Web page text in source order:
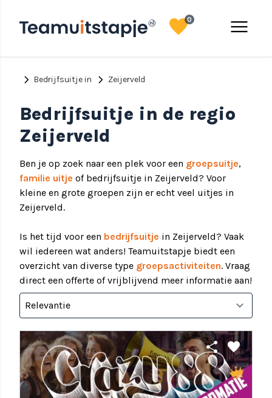
menu
favorite0
chevron_right Bedrijfsuitje in chevron_right Zeijerveld
Bedrijfsuitje in de regio
Zeijerveld
Ben je op zoek naar een plek voor een groepsuitje,
familie uitje of bedrijfsuitje in Zeijerveld? Voor
kleine en grote groepen zijn er echt veel uitjes in
Zeijerveld.
Is het tijd voor een bedrijfsuitje in Zeijerveld? Vaak
wil iedereen wat anders! Teamuitstapje biedt een
overzicht van diverse type groepsactiviteiten. Vraag
direct een offerte of vrijblijvend meer informatie aan!
share favorite